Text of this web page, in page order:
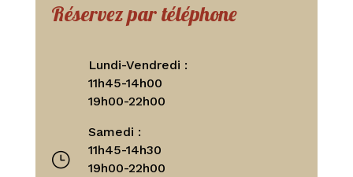
Réservez par téléphone
}
Lundi-Vendredi :
11h45-14h00
19h00-22h00
Samedi :
11h45-14h30
19h00-22h00